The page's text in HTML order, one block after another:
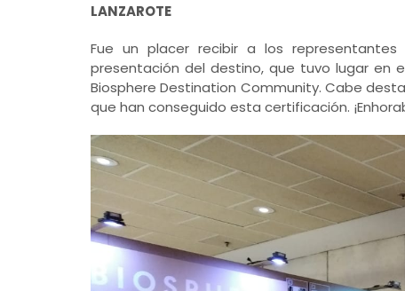
LANZAROTE
Fue un placer recibir a los representantes
presentación del destino, que tuvo lugar en
Biosphere Destination Community. Cabe
que han conseguido esta certificación.